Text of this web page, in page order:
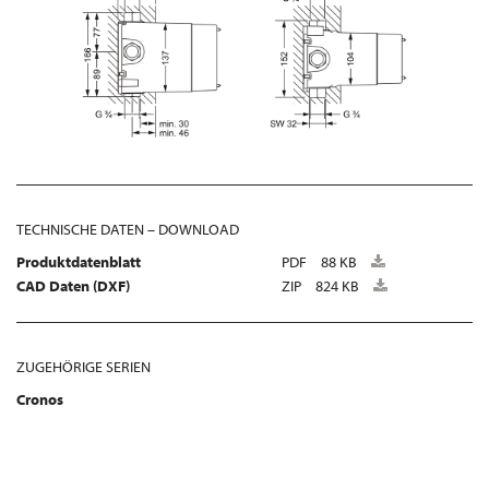
TECHNISCHE DATEN – DOWNLOAD
Produktdatenblatt
PDF
88 KB
CAD Daten (DXF)
ZIP 824 KB
ZUGEHÖRIGE SERIEN
Cronos